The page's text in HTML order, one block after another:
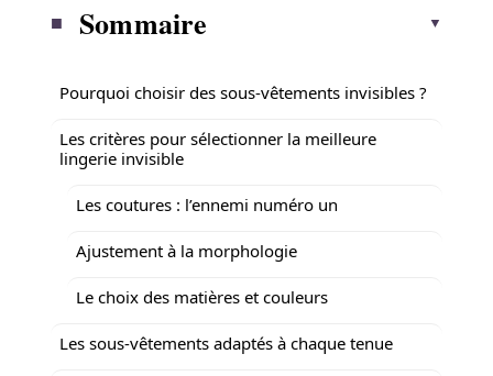
Sommaire
Pourquoi choisir des sous-vêtements invisibles ?
Les critères pour sélectionner la meilleure
lingerie invisible
Les coutures : l’ennemi numéro un
Ajustement à la morphologie
Le choix des matières et couleurs
Les sous-vêtements adaptés à chaque tenue